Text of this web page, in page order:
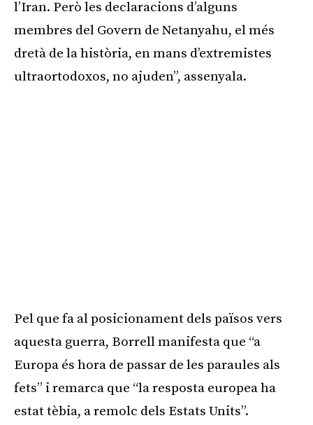
l’Iran. Però les declaracions d’alguns
membres del Govern de Netanyahu, el més
dretà de la història, en mans d’extremistes
ultraortodoxos, no ajuden”, assenyala.
Pel que fa al posicionament dels països vers
aquesta guerra, Borrell manifesta que “a
Europa és hora de passar de les paraules als
fets” i remarca que “la resposta europea ha
estat tèbia, a remolc dels Estats Units”.